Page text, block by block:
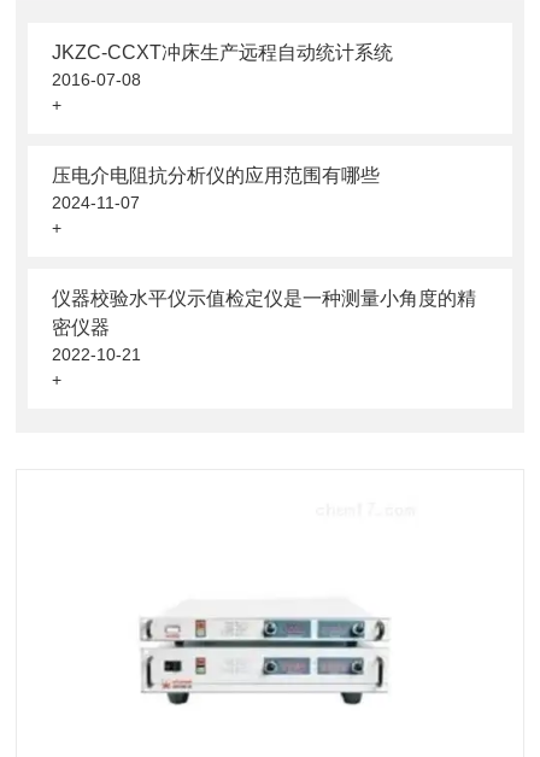
JKZC-CCXT冲床生产远程自动统计系统
2016-07-08
+
压电介电阻抗分析仪的应用范围有哪些
2024-11-07
+
仪器校验水平仪示值检定仪是一种测量小角度的精
密仪器
2022-10-21
+